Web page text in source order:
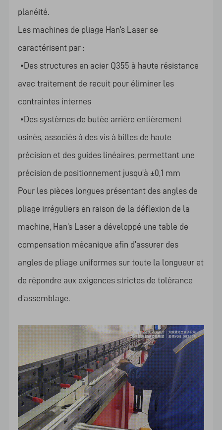
planéité.
Les machines de pliage Han’s Laser se
caractérisent par :
•Des structures en acier Q355 à haute résistance
avec traitement de recuit pour éliminer les
contraintes internes
•Des systèmes de butée arrière entièrement
usinés, associés à des vis à billes de haute
précision et des guides linéaires, permettant une
précision de positionnement jusqu’à ±0,1 mm
Pour les pièces longues présentant des angles de
pliage irréguliers en raison de la déflexion de la
machine, Han’s Laser a développé une table de
compensation mécanique afin d’assurer des
angles de pliage uniformes sur toute la longueur et
de répondre aux exigences strictes de tolérance
d’assemblage.